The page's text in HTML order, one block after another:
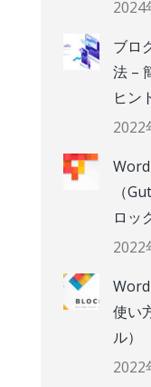
2024
ブロ
法 –
ヒン
2022
（
ロッ
2022
使い
ル）
2022